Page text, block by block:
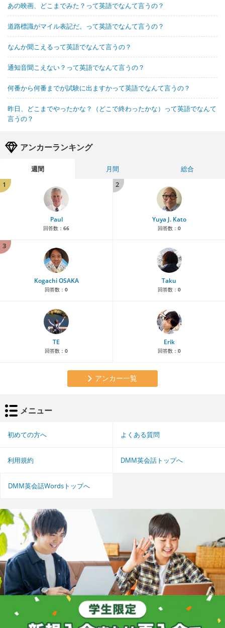
あの映画、どこまでみた？って英語でなんて言うの？
道路標識がマイル表記だ。って英語でなんて言うの？
なんか聞こえるって英語でなんて言うの？
通知音聞こえない？って英語でなんて言うの？
何番から何番までが試験に出ますかって英語でなんて言うの？
昨日、どこまでやったかな？（どこで終わったかな）って英語でなんて
言うの？
アンカーランキング
週間 月間
総合
1
Paul
回答数： 66
2
Yuya J. Kato
回答数： 0
3
Kogachi OSAKA
回答数： 0
Taku
回答数： 0
TE
回答数： 0
Erik
回答数： 0
アンカー一覧
メニュー
初めての方へ よくある質問
利用規約 DMM英会話トップへ
DMM英会話Wordsトップへ